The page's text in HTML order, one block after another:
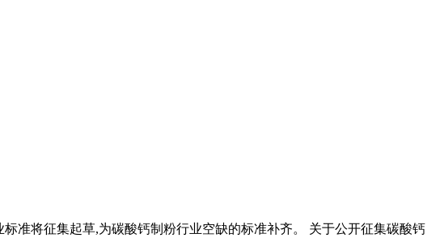
准将征集起草,为碳酸钙制粉行业空缺的标准补齐。 关于公开征集碳酸钙